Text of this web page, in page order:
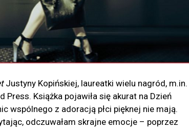
Justyny Kopińskiej, laureatki wielu nagród, m.in.
Press. Książka pojawiła się akurat na Dzień
wspólnego z adoracją płci pięknej nie mają.
odczuwałam skrajne emocje – poprzez